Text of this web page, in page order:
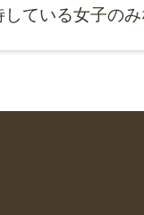
ている女子の